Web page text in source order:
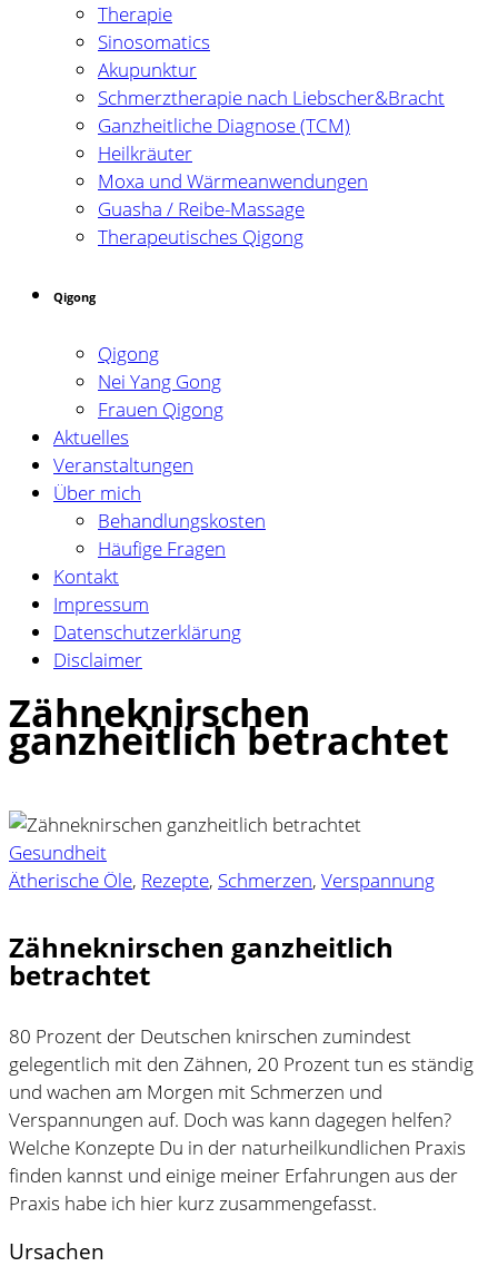
Therapie
Sinosomatics
Akupunktur
Schmerztherapie nach Liebscher&Bracht
Ganzheitliche Diagnose (TCM)
Heilkräuter
Moxa und Wärmeanwendungen
Guasha / Reibe-Massage
Therapeutisches Qigong
Qigong
Qigong
Nei Yang Gong
Frauen Qigong
Aktuelles
Veranstaltungen
Über mich
Behandlungskosten
Häufige Fragen
Kontakt
Impressum
Datenschutzerklärung
Disclaimer
Zähneknirschen
ganzheitlich betrachtet
Gesundheit
Ätherische Öle, Rezepte, Schmerzen, Verspannung
Zähneknirschen ganzheitlich
betrachtet
80 Prozent der Deutschen knirschen zumindest
gelegentlich mit den Zähnen, 20 Prozent tun es ständig
und wachen am Morgen mit Schmerzen und
Verspannungen auf. Doch was kann dagegen helfen?
Welche Konzepte Du in der naturheilkundlichen Praxis
finden kannst und einige meiner Erfahrungen aus der
Praxis habe ich hier kurz zusammengefasst.
Ursachen